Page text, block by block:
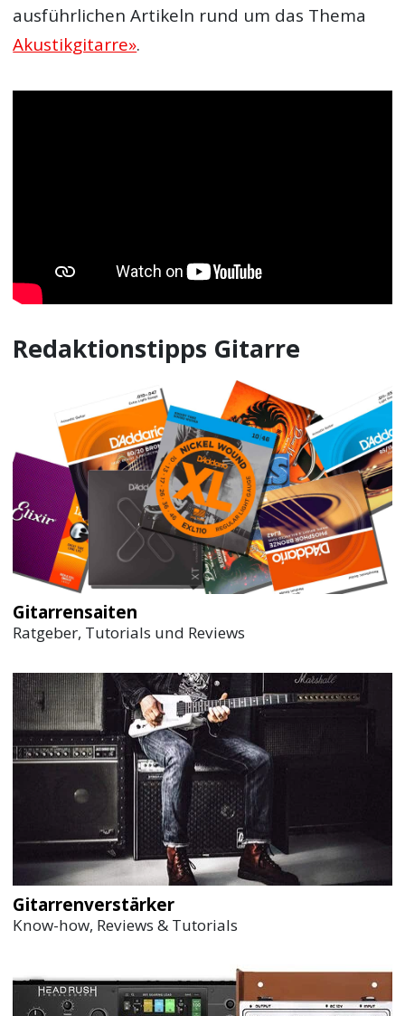
ausführlichen Artikeln rund um das Thema
Akustikgitarre».
Redaktionstipps Gitarre
Gitarrensaiten
Ratgeber, Tutorials und Reviews
Gitarrenverstärker
Know-how, Reviews & Tutorials